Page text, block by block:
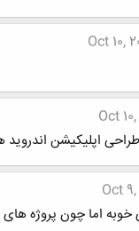
Oct 10,
Oct
طراحی اپلیکیشن
Oct
خوبه اما چون پروژه